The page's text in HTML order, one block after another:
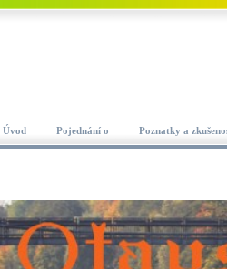
Úvod Pojednání o Poznatky a